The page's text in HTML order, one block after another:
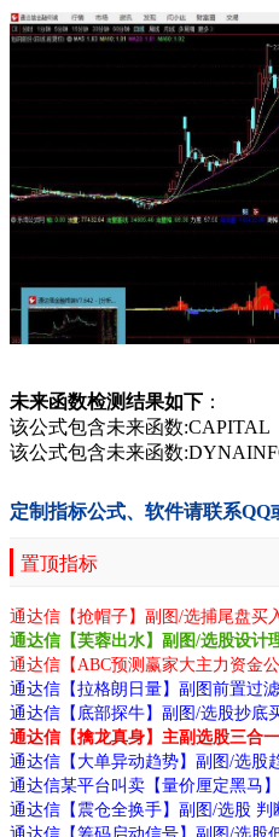
未来函数检测结果如下 ：
该公式包含未来函数:CAPITAL
该公式包含未来函数
定制指标公式、软件请联系QQ
置顶指标
通达信【芙蓉出水】副图/选股设计
通达信【底部探牛】副图/选股抄底
通达信【震仓全换手】副图/选股